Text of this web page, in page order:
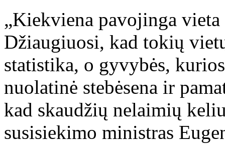
„Kiekviena pavojinga
Džiaugiuosi, kad tokių
statistika, o gyvybės,
nuolatinė stebėsena ir
kad skaudžių nelaimių
susisiekimo ministras